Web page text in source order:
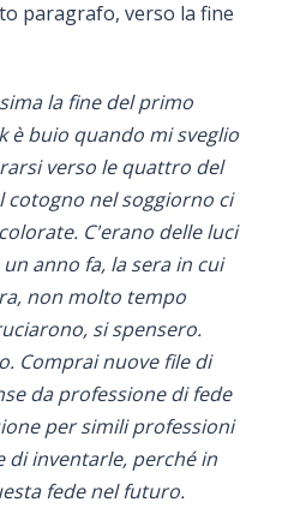
paragrafo, verso la fine
la fine del primo
è buio quando mi sveglio
verso le quattro del
cotogno nel soggiorno ci
C'erano delle luci
anno fa, la sera in cui
non molto tempo
si spensero.
Comprai nuove file di
da professione di fede
per simili professioni
di inventarle, perché in
fede nel futuro.